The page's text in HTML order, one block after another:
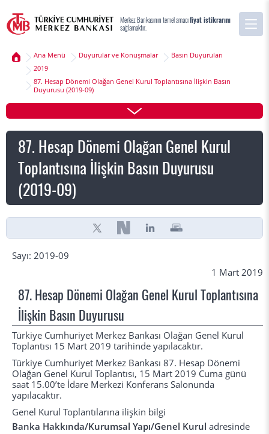
Merkez Bankasının temel amacıfiyat istikrarını
sağlamaktır.
Ana Menü Duyurular ve Konuşmalar
Basın Duyuruları
2019
87. Hesap Dönemi Olağan Genel Kurul Toplantısına İlişkin Basın
Duyurusu (2019-09)
87. Hesap Dönemi Olağan Genel Kurul
Toplantısına İlişkin Basın Duyurusu
(2019-09)
Sayı: 2019-09
1 Mart 2019
87. Hesap Dönemi Olağan Genel Kurul Toplantısına
İlişkin Basın Duyurusu
Türkiye Cumhuriyet Merkez Bankası Olağan Genel Kurul
Toplantısı 15 Mart 2019 tarihinde yapılacaktır.
Türkiye Cumhuriyet Merkez Bankası 87. Hesap Dönemi
Olağan Genel Kurul Toplantısı, 15 Mart 2019 Cuma günü
saat 15.00’te İdare Merkezi Konferans Salonunda
yapılacaktır.
Genel Kurul Toplantılarına ilişkin bilgi
Banka Hakkında/Kurumsal Yapı/Genel Kurul adresinde